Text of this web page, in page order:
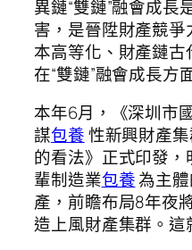
異鏈“雙鏈”融會成長
害，是晉陞財產競爭
本高等化、財產鏈
在“雙鏈”融會成長方
本年6月，《深圳市
謀包養性新興財產
的看法》正式印發
輩制造業包養為主
產，前瞻布局8年夜
造上風財產集群。這